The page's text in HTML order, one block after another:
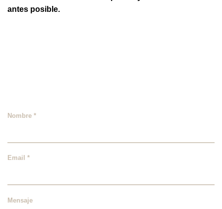
antes posible.
Nombre *
Email *
Mensaje